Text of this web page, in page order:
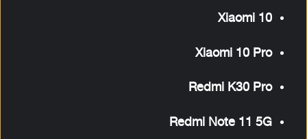
Xiaomi 10
Xiaomi 10 Pro
Redmi K30 Pro
Redmi Note 11 5G